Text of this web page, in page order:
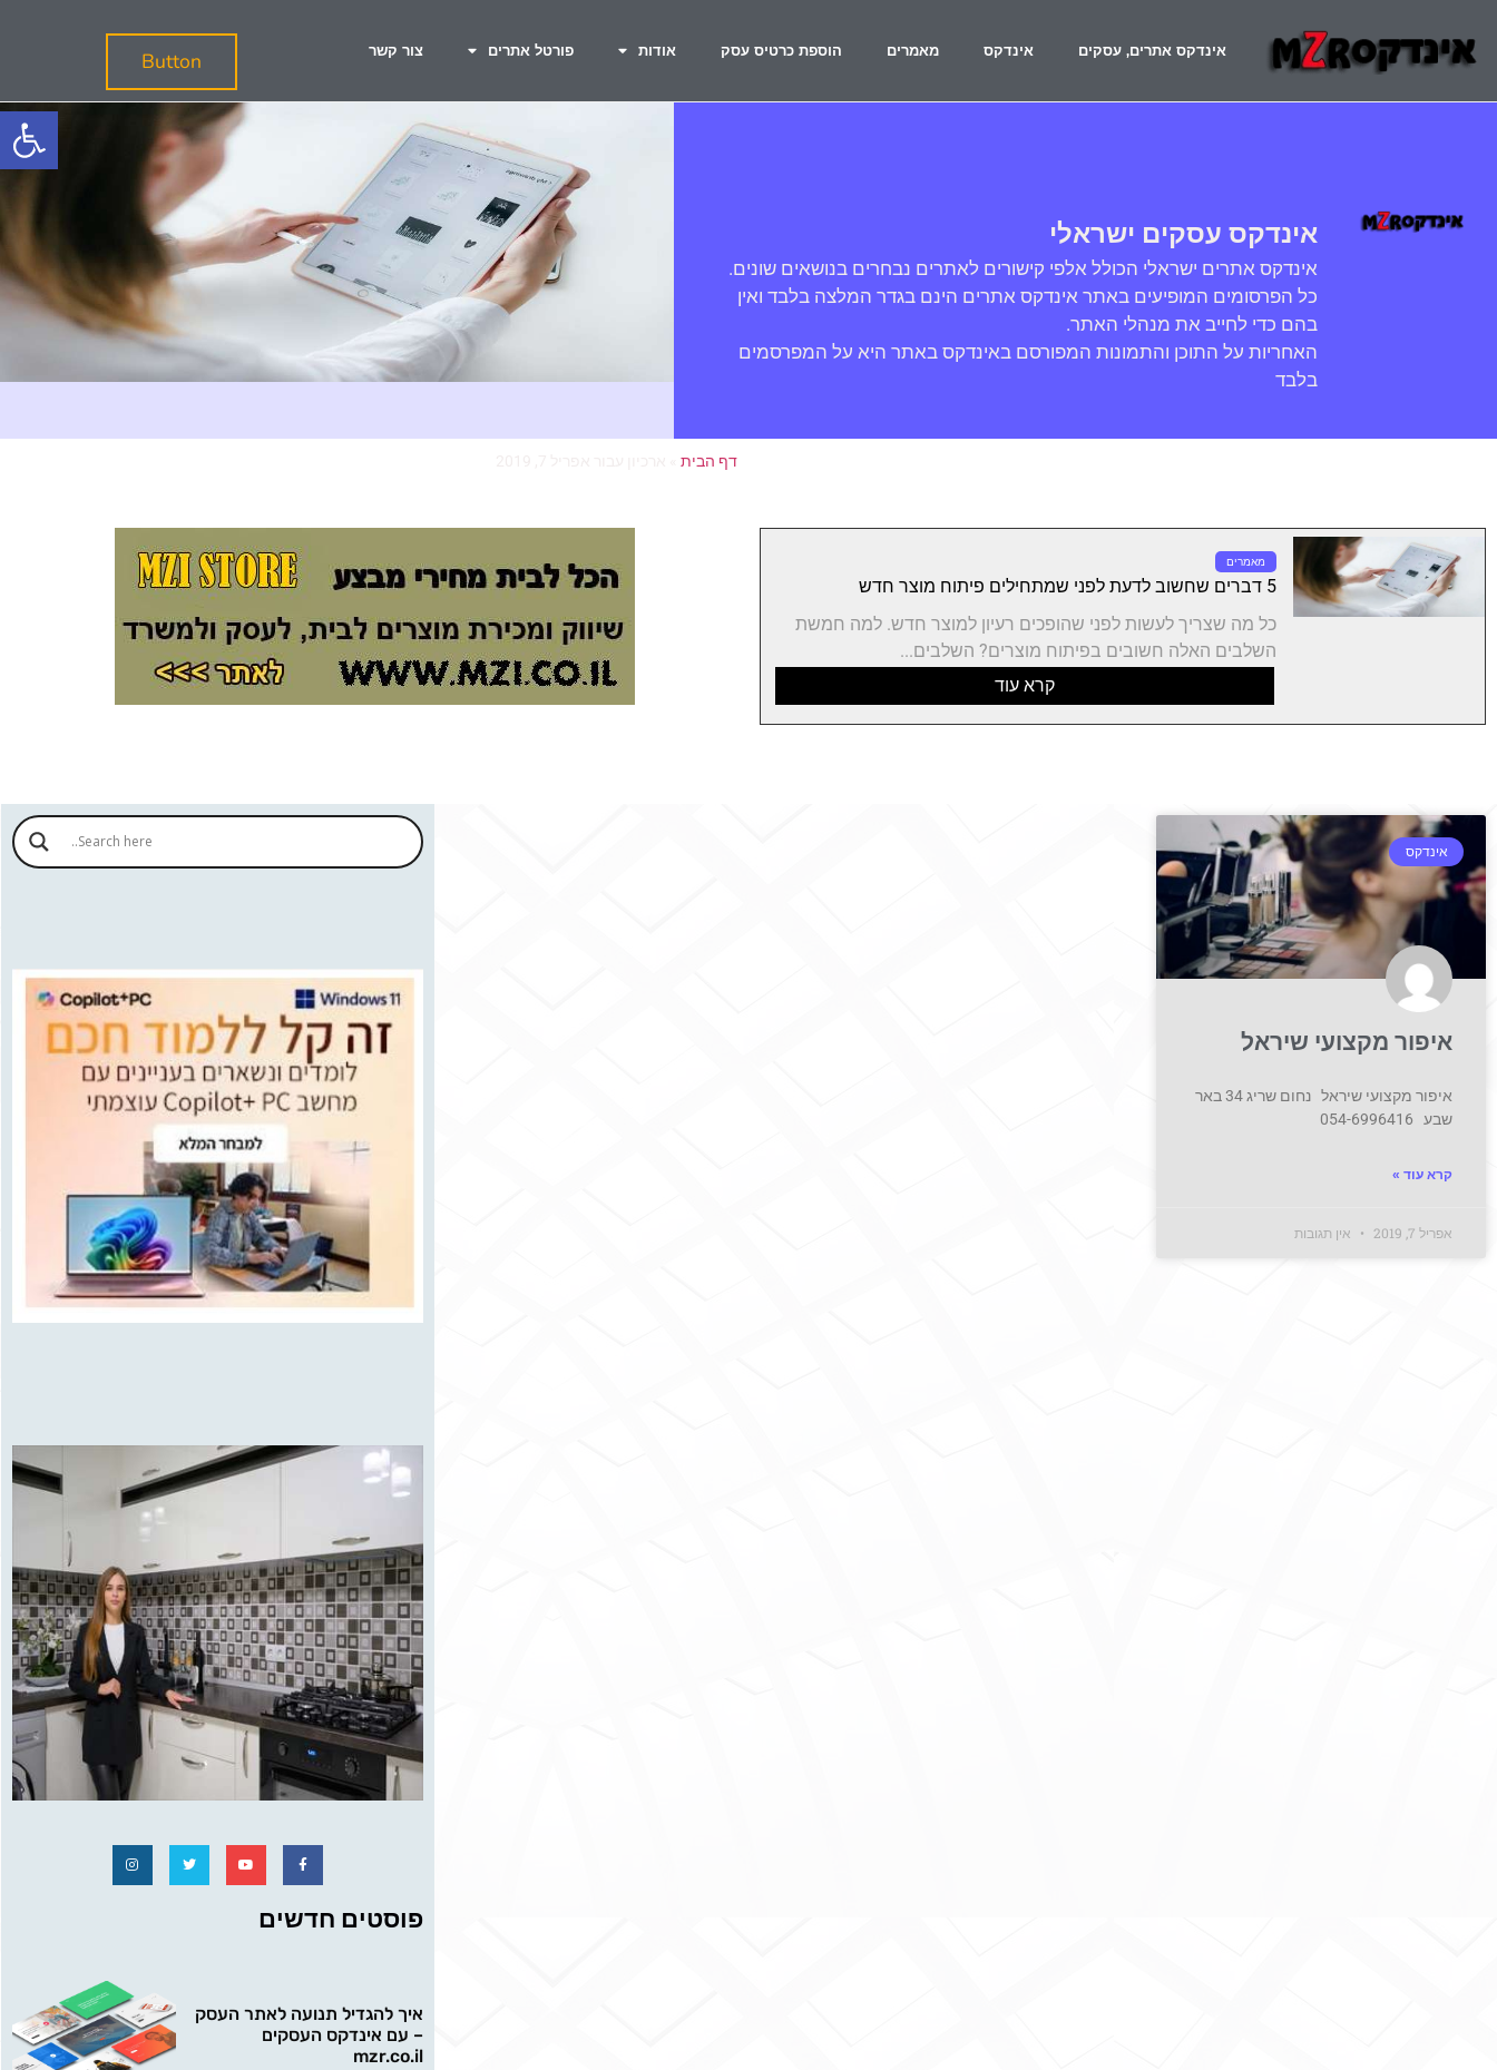
אינדקס אתרים, עסקים אינדקס מאמרים הוספת כרטיס עסק אודות פורטל אתרים צור קשר Button
אינדקס עסקים ישראלי
אינדקס אתרים ישראלי הכולל אלפי קישורים לאתרים נבחרים בנושאים שונים.
כל הפרסומים המופיעים באתר אינדקס אתרים הינם בגדר המלצה בלבד ואין
בהם כדי לחייב את מנהלי האתר.
האחריות על התוכן והתמונות המפורסם באינדקס באתר היא על המפרסמים
בלבד
דף הבית
מאמרים
5 דברים שחשוב לדעת לפני שמתחילים פיתוח מוצר חדש
כל מה שצריך לעשות לפני שהופכים רעיון למוצר חדש. למה חמשת
השלבים האלה חשובים בפיתוח מוצרים? השלבים...
קרא עוד
אינדקס
איפור מקצועי שיראל
איפור מקצועי שיראל נחום שריג 34 באר
שבע 054-6996416
קרא עוד »
אפריל 7, 2019 אין תגובות
פוסטים חדשים
איך להגדיל תנועה לאתר העסק
– עם אינדקס העסקים
mzr.co.il